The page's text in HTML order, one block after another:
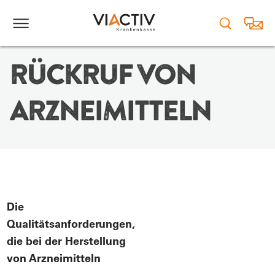
RÜCKRUF VON
ARZNEIMITTELN
Die
Qualitätsanforderungen,
die bei der Herstellung
von Arzneimitteln